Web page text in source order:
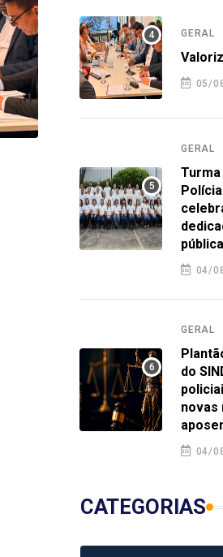
GERAL
Turma de 2016 da
Bahia celebra 10 anos de
dedicação à segurança
GERAL
05/
GERAL
Turma
pública
04/
GERAL
do
novas
04/
CATEGORIAS